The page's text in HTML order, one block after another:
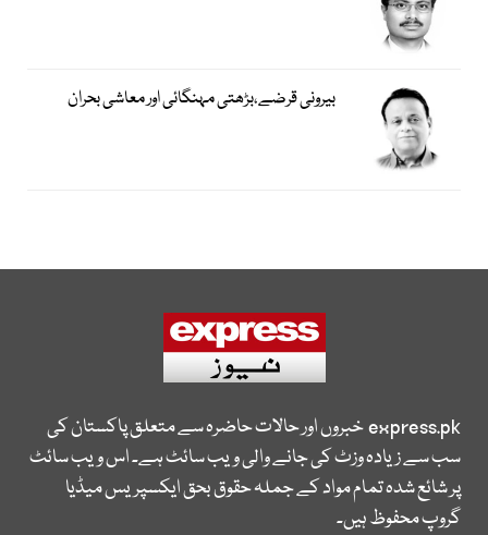
بیرونی قرضے،بڑھتی مہنگائی اور معاشی بحران
express.pkخبروں اور حالات حاضرہ سے متعلق پاکستان کی
سب سے زیادہ وزٹ کی جانے والی ویب سائٹ ہے۔ اس ویب سائٹ
پر شائع شدہ تمام مواد کے جملہ حقوق بحق ایکسپریس میڈیا
گروپ محفوظ ہیں۔